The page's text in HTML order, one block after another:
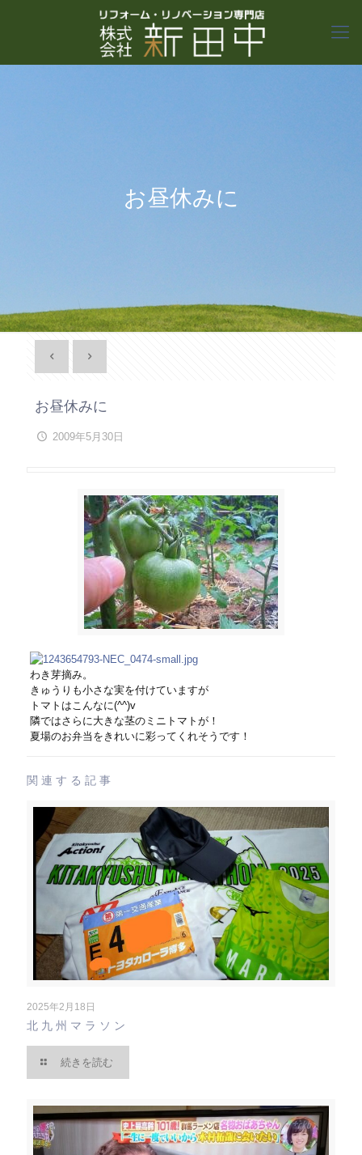
お昼休みに
お昼休みに
2009年5月30日
わき芽摘み。
きゅうりも小さな実を付けていますが
トマトはこんなに(^^)v
隣ではさらに大きな茎のミニトマトが！
夏場のお弁当をきれいに彩ってくれそうです！
関連する記事
2025年2月18日
北九州マラソン
続きを読む